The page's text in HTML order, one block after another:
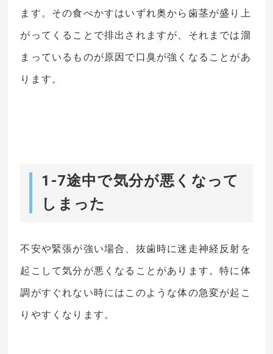
ます。その食べかすはいずれ奥から歯茎が盛り上
がってくることで排出されますが、それまでは溜
まっているものが原因で口臭が強くなることがあ
ります。
1-7途中で気分が悪くなって
しまった
不安や緊張が強い場合、抜歯時に迷走神経反射を
起こして気分が悪くなることがあります。特に体
調がすぐれない時にはこのような体の急変が起こ
りやすくなります。